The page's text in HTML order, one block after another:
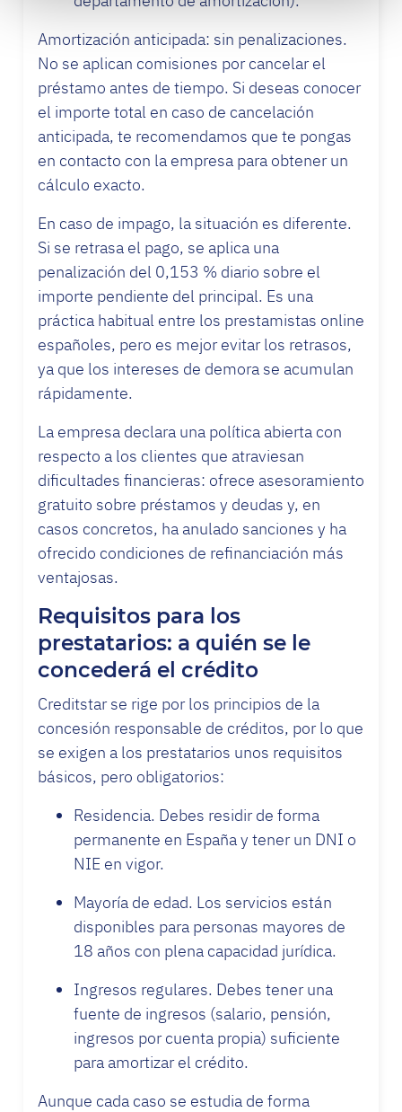
Amortización anticipada: sin penalizaciones.
No se aplican comisiones por cancelar el
préstamo antes de tiempo. Si deseas conocer
el importe total en caso de cancelación
anticipada, te recomendamos que te pongas
en contacto con la empresa para obtener un
cálculo exacto.
En caso de impago, la situación es diferente.
Si se retrasa el pago, se aplica una
penalización del 0,153 % diario sobre el
importe pendiente del principal. Es una
práctica habitual entre los prestamistas online
españoles, pero es mejor evitar los retrasos,
ya que los intereses de demora se acumulan
rápidamente.
La empresa declara una política abierta con
respecto a los clientes que atraviesan
dificultades financieras: ofrece asesoramiento
gratuito sobre préstamos y deudas y, en
casos concretos, ha anulado sanciones y ha
ofrecido condiciones de refinanciación más
ventajosas.
Requisitos para los
prestatarios: a quién se le
concederá el crédito
Creditstar se rige por los principios de la
concesión responsable de créditos, por lo que
se exigen a los prestatarios unos requisitos
básicos, pero obligatorios:
Residencia. Debes residir de forma
permanente en España y tener un DNI o
NIE en vigor.
Mayoría de edad. Los servicios están
disponibles para personas mayores de
18 años con plena capacidad jurídica.
Ingresos regulares. Debes tener una
fuente de ingresos (salario, pensión,
ingresos por cuenta propia) suficiente
para amortizar el crédito.
Aunque cada caso se estudia de forma